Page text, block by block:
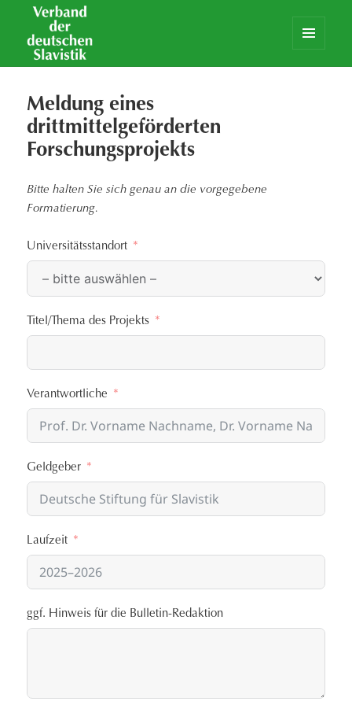
UND
Meldung eines
drittmittelgeförderten
Forschungsprojekts
Bitte halten Sie sich genau an die vorgegebene
Formatierung.
Universitätsstandort
Titel/Thema des Projekts
Verantwortliche
Geldgeber
Laufzeit
ggf. Hinweis für die Bulletin-Redaktion